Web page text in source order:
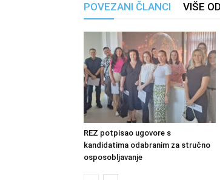
POVEZANI ČLANCI VIŠE
REZ potpisao ugovore s
kandidatima odabranim za stručno
osposobljavanje